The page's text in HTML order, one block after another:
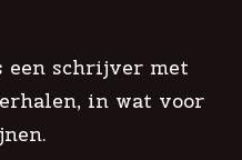
schrijver met
in wat voor